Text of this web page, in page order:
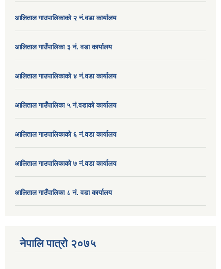
आलिताल गाउपालिकाको २ नं.वडा कार्यालय
आलिताल गाउँपालिका ३ नं. वडा कार्यालय
आलिताल गाउपालिकाको ४ नं.वडा कार्यालय
आलिताल गाउँपालिका ५ नं.वडाको कार्यालय
आलिताल गाउपालिकाको ६ नं.वडा कार्यालय
आलिताल गाउपालिकाको ७ नं.वडा कार्यालय
आलिताल गाउँपालिका ८ नं. वडा कार्यालय
नेपालि पात्रो २०७५